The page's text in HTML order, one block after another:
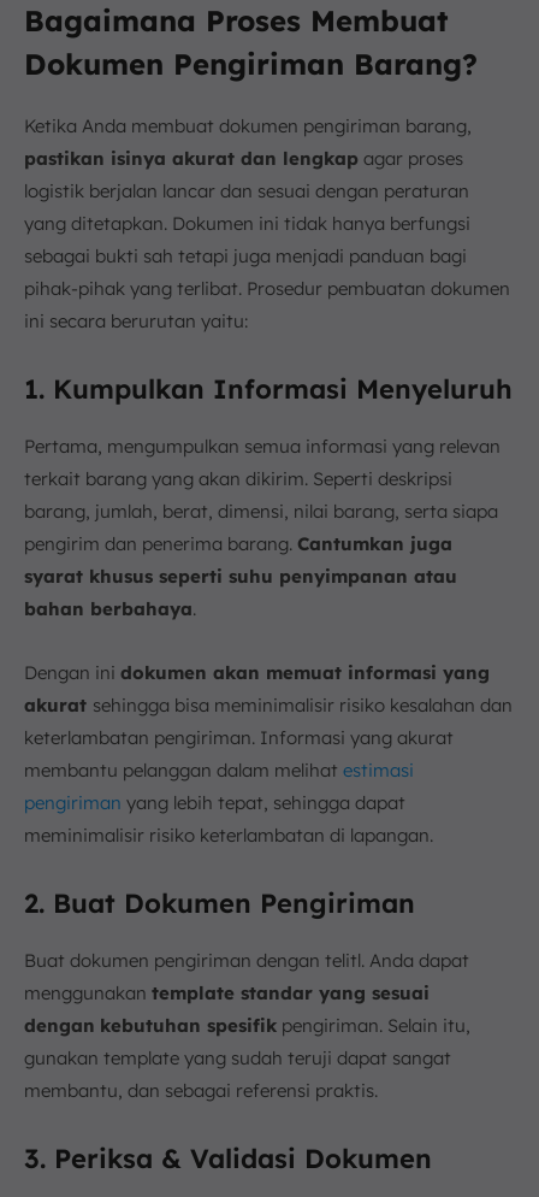
Bagaimana Proses Membuat
Dokumen Pengiriman Barang?
Ketika Anda membuat dokumen pengiriman barang,
pastikan isinya akurat dan lengkap agar proses
logistik berjalan lancar dan sesuai dengan peraturan
yang ditetapkan. Dokumen ini tidak hanya berfungsi
sebagai bukti sah tetapi juga menjadi panduan bagi
pihak-pihak yang terlibat. Prosedur pembuatan dokumen
ini secara berurutan yaitu:
1. Kumpulkan Informasi Menyeluruh
Pertama, mengumpulkan semua informasi yang relevan
terkait barang yang akan dikirim. Seperti deskripsi
barang, jumlah, berat, dimensi, nilai barang, serta siapa
pengirim dan penerima barang. Cantumkan juga
syarat khusus seperti suhu penyimpanan atau
bahan berbahaya.
Dengan ini dokumen akan memuat informasi yang
akurat sehingga bisa meminimalisir risiko kesalahan dan
keterlambatan pengiriman. Informasi yang akurat
membantu pelanggan dalam melihat estimasi
pengiriman yang lebih tepat, sehingga dapat
meminimalisir risiko keterlambatan di lapangan.
2. Buat Dokumen Pengiriman
Buat dokumen pengiriman dengan telitl. Anda dapat
menggunakan template standar yang sesuai
dengan kebutuhan spesifik pengiriman. Selain itu,
gunakan template yang sudah teruji dapat sangat
membantu, dan sebagai referensi praktis.
3. Periksa & Validasi Dokumen